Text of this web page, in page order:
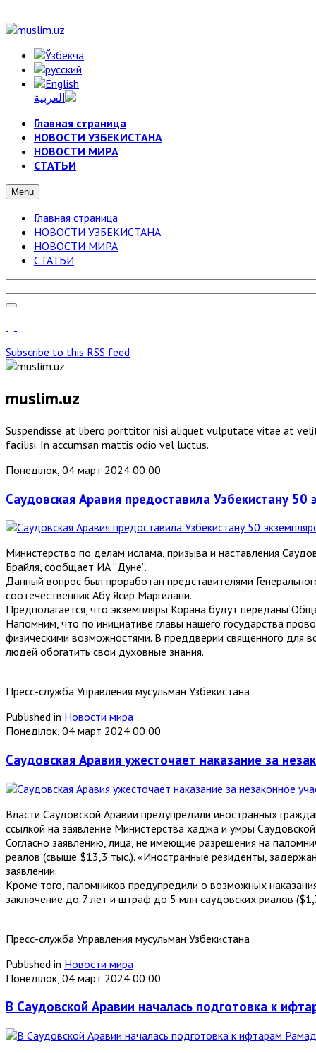
Главная страница
НОВОСТИ УЗБЕКИСТАНА
НОВОСТИ МИРА
СТАТЬИ
Menu
Главная страница
НОВОСТИ УЗБЕКИСТАНА
НОВОСТИ МИРА
СТАТЬИ
Subscribe to this RSS feed
muslim.uz
Suspendisse at libero porttitor nisi aliquet vulputate vitae at
facilisi. In accumsan mattis odio vel luctus.
Понеділок, 04 март 2024 00:00
Саудовская Аравия предоставила Узбекистану
Министерство по делам ислама, призыва и наставления
Брайля, сообщает ИА “Дунё”.
Данный вопрос был проработан представителями
соотечественник Абу Ясир Маргилани.
Предполагается, что экземпляры Корана будут переданы
Напомним, что по инициативе главы нашего государства
физическими возможностями. В преддверии священного для
людей обогатить свои духовные знания.
Пресс-служба Управления мусульман Узбекистана
Published in Новости мира
Понеділок, 04 март 2024 00:00
Саудовская Аравия ужесточает наказание за
Власти Саудовской Аравии предупредили иностранных
ссылкой на заявление Министерства хаджа и умры
Согласно заявлению, лица, не имеющие разрешения на
реалов (свыше $13,3 тыс.). «Иностранные резиденты,
заявлении.
Кроме того, паломников предупредили о возможных
заключение до 7 лет и штраф до 5 млн саудовских риалов
Пресс-служба Управления мусульман Узбекистана
Published in Новости мира
Понеділок, 04 март 2024 00:00
В Саудовской Аравии началась подготовка к